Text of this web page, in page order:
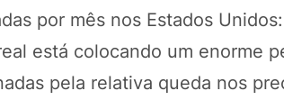
por mês nos Estados
está colocando um enorme
pela relativa queda nos